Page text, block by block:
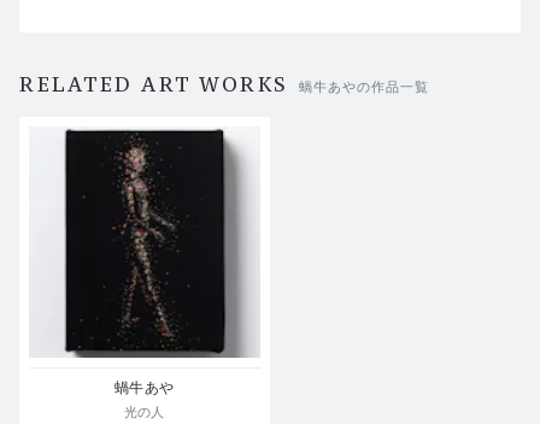
RELATED ART WORKS 蝸牛あやの作品一覧
蝸牛あや
光の人